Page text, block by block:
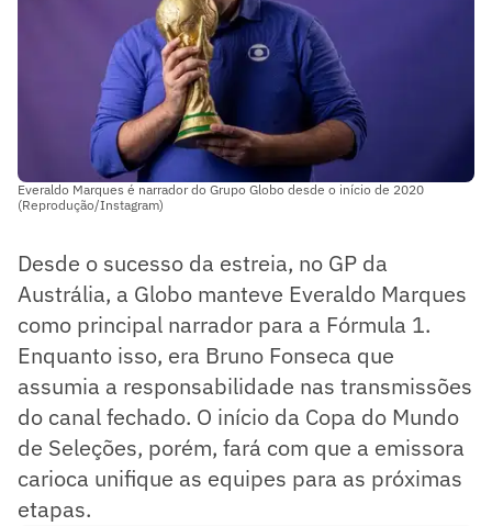
Everaldo Marques é narrador do Grupo Globo desde o início de 2020
(Reprodução/Instagram)
Desde o sucesso da estreia, no GP da
Austrália, a Globo manteve Everaldo Marques
como principal narrador para a Fórmula 1.
Enquanto isso, era Bruno Fonseca que
assumia a responsabilidade nas transmissões
do canal fechado. O início da Copa do Mundo
de Seleções, porém, fará com que a emissora
carioca unifique as equipes para as próximas
etapas.